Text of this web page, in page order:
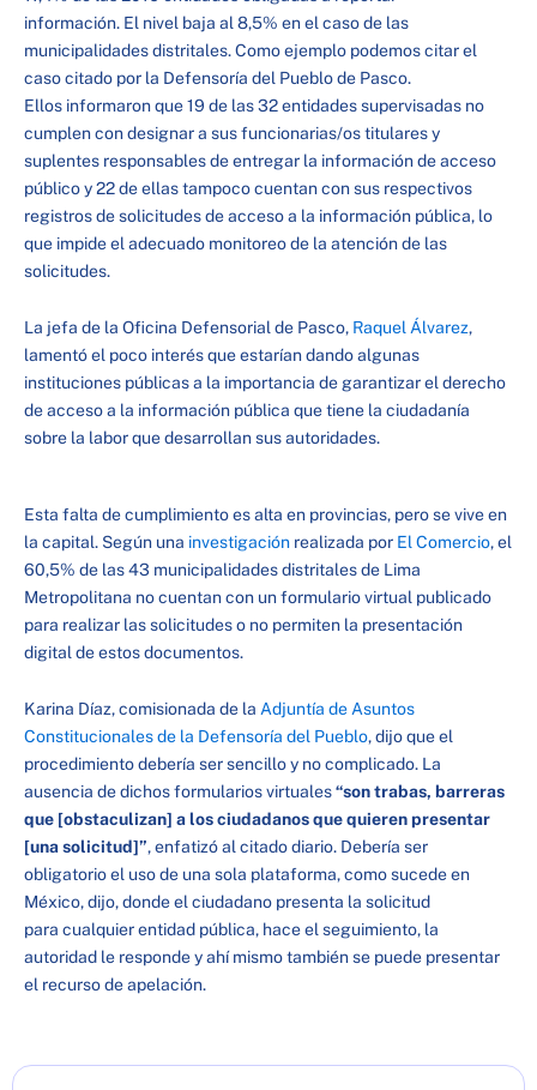
información. El nivel baja al 8,5% en el caso de las
municipalidades distritales. Como ejemplo podemos citar el
caso citado por la Defensoría del Pueblo de Pasco.
Ellos informaron que 19 de las 32 entidades supervisadas no
cumplen con designar a sus funcionarias/os titulares y
suplentes responsables de entregar la información de acceso
público y 22 de ellas tampoco cuentan con sus respectivos
registros de solicitudes de acceso a la información pública, lo
que impide el adecuado monitoreo de la atención de las
solicitudes.
La jefa de la Oficina Defensorial de Pasco, Raquel Álvarez,
lamentó el poco interés que estarían dando algunas
instituciones públicas a la importancia de garantizar el derecho
de acceso a la información pública que tiene la ciudadanía
sobre la labor que desarrollan sus autoridades.
Esta falta de cumplimiento es alta en provincias, pero se vive en
la capital. Según una investigación realizada por El Comercio, el
60,5% de las 43 municipalidades distritales de Lima
Metropolitana no cuentan con un formulario virtual publicado
para realizar las solicitudes o no permiten la presentación
digital de estos documentos.
Karina Díaz, comisionada de la Adjuntía de Asuntos
Constitucionales de la Defensoría del Pueblo, dijo que el
procedimiento debería ser sencillo y no complicado. La
ausencia de dichos formularios virtuales“son trabas, barreras
que [obstaculizan] a los ciudadanos que quieren presentar
[una solicitud]”, enfatizó al citado diario. Debería ser
obligatorio el uso de una sola plataforma, como sucede en
México, dijo, donde el ciudadano presenta la solicitud
para cualquier entidad pública, hace el seguimiento, la
autoridad le responde y ahí mismo también se puede presentar
el recurso de apelación.